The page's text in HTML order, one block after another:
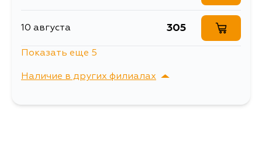
10 августа 305
Показать еще 5
Наличие в других филиалах
г. Владивосток,